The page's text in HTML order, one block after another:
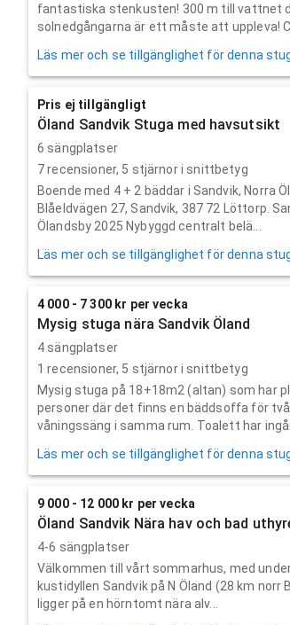
fantastiska stenkusten! 300 m till vattnet
solnedgångarna är ett måste att uppleva!
Läs mer och se tillgänglighet för denna
Pris ej tillgängligt
Öland Sandvik Stuga med havsutsikt
6 sängplatser
7recensioner, 5 stjärnor i snittbetyg
Boende med 4 + 2 bäddar i Sandvik, Norra
Blåeldvägen 27, Sandvik, 387 72 Löttorp.
Ölandsby 2025 Nybyggd centralt belä...
Läs mer och se tillgänglighet för denna
4 000 - 7 300 kr per vecka
Mysig stuga nära Sandvik Öland
4 sängplatser
1 recensioner, 5 stjärnor i snittbetyg
Mysig stuga på 18+18m2 (altan) som har
personer där det finns en bäddsoffa för
våningssäng i samma rum. Toalett har
Läs mer och se tillgänglighet för denna
9 000 - 12 000 kr per vecka
Öland Sandvik Nära hav och bad
4-6 sängplatser
Välkommen till vårt sommarhus, med
kustidyllen Sandvik på N Öland (28 km norr
ligger på en hörntomt nära alv...